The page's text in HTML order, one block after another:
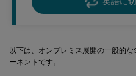
以下は、オンプレミス展開の一般的
ーネントです。